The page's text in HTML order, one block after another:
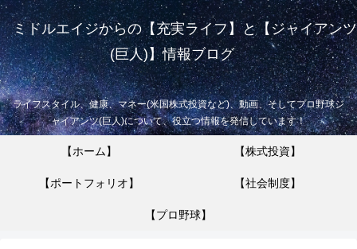
ミドルエイジからの【充実ライフ】と【ジャイアンツ
(巨人)】情報ブログ
ライフスタイル、健康、マネー(米国株式投資など)、動画、そしてプロ野球ジ
ャイアンツ(巨人)について、役立つ情報を発信しています！
【ホーム】 【株式投資】
【ポートフォリオ】 【社会制度】
【プロ野球】